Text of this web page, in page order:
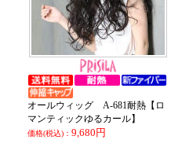
オールウィッグ A-681耐熱【ロ
マンティックゆるカール】
価格(税込)： 9,680円